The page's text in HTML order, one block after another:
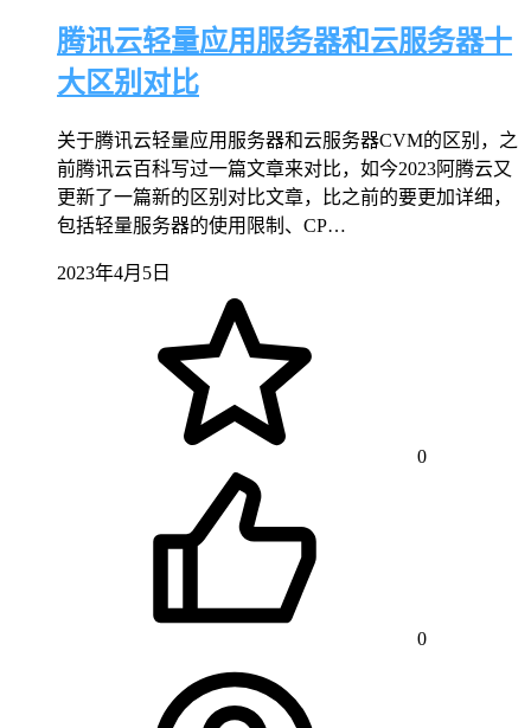
腾讯云轻量应用服务器和云服务器十
大区别对比
关于腾讯云轻量应用服务器和云服务器CVM的区别，之
前腾讯云百科写过一篇文章来对比，如今2023阿腾云又
更新了一篇新的区别对比文章，比之前的要更加详细，
包括轻量服务器的使用限制、CP…
2023年4月5日
0
0